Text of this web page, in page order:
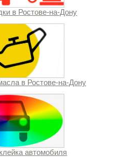
в Ростове-на-Дону
в Ростове-на-Дону
автомобиля